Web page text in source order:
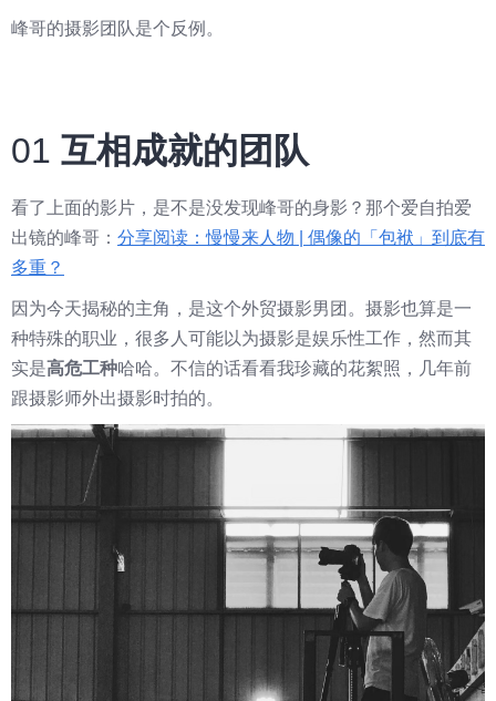
峰哥的摄影团队是个反例。
01 互相成就的团队
看了上面的影片，是不是没发现峰哥的身影？那个爱自拍爱
出镜的峰哥： 分享阅读：慢慢来人物 | 偶像的「包袱」到底有
多重？
因为今天揭秘的主角，是这个外贸摄影男团。摄影也算是一
种特殊的职业，很多人可能以为摄影是娱乐性工作，然而其
实是高危工种哈哈。不信的话看看我珍藏的花絮照，几年前
跟摄影师外出摄影时拍的。